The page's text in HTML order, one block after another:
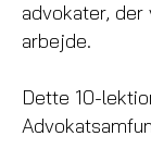
advokater,
arbejde.
Dette 10-